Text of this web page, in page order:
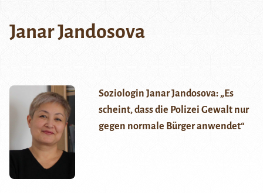
Janar Jandosova
Soziologin Janar Jandosova: „Es
scheint, dass die Polizei Gewalt nur
gegen normale Bürger anwendet“